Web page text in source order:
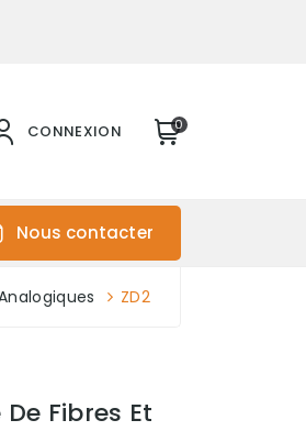
CONNEXION 0
Nous contacter
ZD2
Fibres Et